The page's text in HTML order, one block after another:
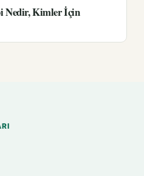
Nedir, Kimler İçin